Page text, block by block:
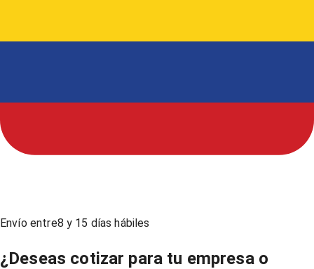
Envío entre8 y 15 días hábiles
¿Deseas cotizar para tu empresa o